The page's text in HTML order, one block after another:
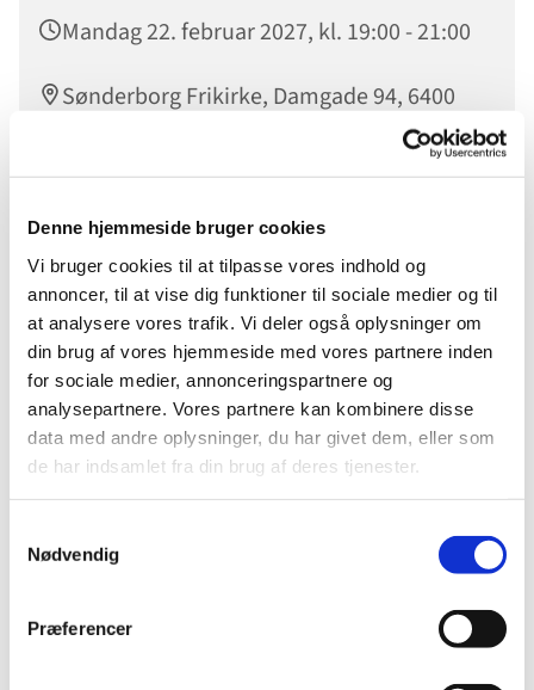
Denne hjemmeside bruger cookies
Vi bruger cookies til at tilpasse vores indhold og
annoncer, til at vise dig funktioner til sociale medier og til
at analysere vores trafik. Vi deler også oplysninger om
din brug af vores hjemmeside med vores partnere inden
for sociale medier, annonceringspartnere og
analysepartnere. Vores partnere kan kombinere disse
data med andre oplysninger, du har givet dem, eller som
de har indsamlet fra din brug af deres tjenester.
Nødvendig
Præferencer
Mandag 22. februar 2027, kl. 19:00 - 21:00
Sønderborg Frikirke, Damgade 94, 6400
Buffer er fællesskab for unge mellem 12 og 19 år. Der
arbejdes på at få gode og sunde relationer til andre børn
og unge, vi læser i biblen, spiller spil - hygger sammen og
laver forskellige sjove aktiviteter.
Dit barn/ dit unge menneske er velkommen uanset om
de har deres daglige gang i Sønderborg Frikirke eller ej.